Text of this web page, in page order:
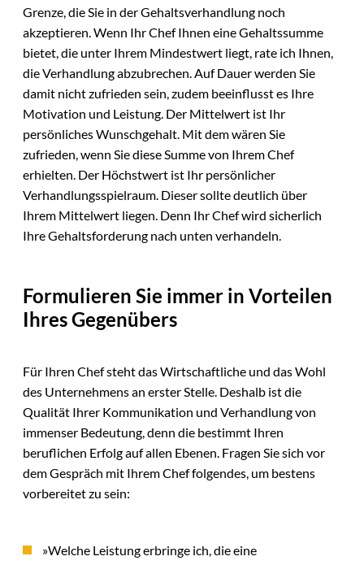
Grenze, die Sie in der Gehaltsverhandlung noch
akzeptieren. Wenn Ihr Chef Ihnen eine Gehaltssumme
bietet, die unter Ihrem Mindestwert liegt, rate ich Ihnen,
die Verhandlung abzubrechen. Auf Dauer werden Sie
damit nicht zufrieden sein, zudem beeinflusst es Ihre
Motivation und Leistung. Der Mittelwert ist Ihr
persönliches Wunschgehalt. Mit dem wären Sie
zufrieden, wenn Sie diese Summe von Ihrem Chef
erhielten. Der Höchstwert ist Ihr persönlicher
Verhandlungsspielraum. Dieser sollte deutlich über
Ihrem Mittelwert liegen. Denn Ihr Chef wird sicherlich
Ihre Gehaltsforderung nach unten verhandeln.
Formulieren Sie immer in Vorteilen
Ihres Gegenübers
Für Ihren Chef steht das Wirtschaftliche und das Wohl
des Unternehmens an erster Stelle. Deshalb ist die
Qualität Ihrer Kommunikation und Verhandlung von
immenser Bedeutung, denn die bestimmt Ihren
beruflichen Erfolg auf allen Ebenen. Fragen Sie sich vor
dem Gespräch mit Ihrem Chef folgendes, um bestens
vorbereitet zu sein:
»Welche Leistung erbringe ich, die eine